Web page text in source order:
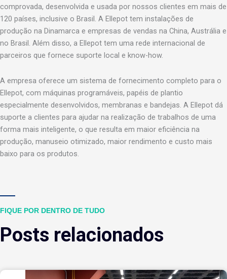
comprovada, desenvolvida e usada por nossos clientes em mais de
120 países, inclusive o Brasil. A Ellepot tem instalações de
produção na Dinamarca e empresas de vendas na China, Austrália e
no Brasil. Além disso, a Ellepot tem uma rede internacional de
parceiros que fornece suporte local e know-how.
A empresa oferece um sistema de fornecimento completo para o
Ellepot, com máquinas programáveis, papéis de plantio
especialmente desenvolvidos, membranas e bandejas. A Ellepot dá
suporte a clientes para ajudar na realização de trabalhos de uma
forma mais inteligente, o que resulta em maior eficiência na
produção, manuseio otimizado, maior rendimento e custo mais
baixo para os produtos.
FIQUE POR DENTRO DE TUDO
Posts relacionados